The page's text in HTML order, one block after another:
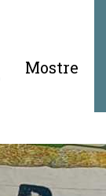
Mostre